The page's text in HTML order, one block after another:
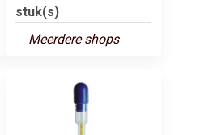
stuk(s)
Meerdere shops